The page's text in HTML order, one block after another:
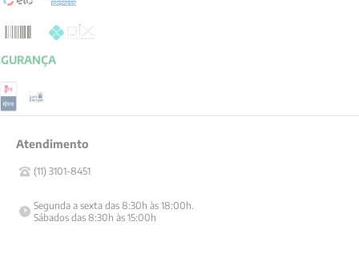
Atendimento
(11) 3101-8451
Segunda a sexta das 8:30h às 18:00h.
Sábados das 8:30h às 15:00h